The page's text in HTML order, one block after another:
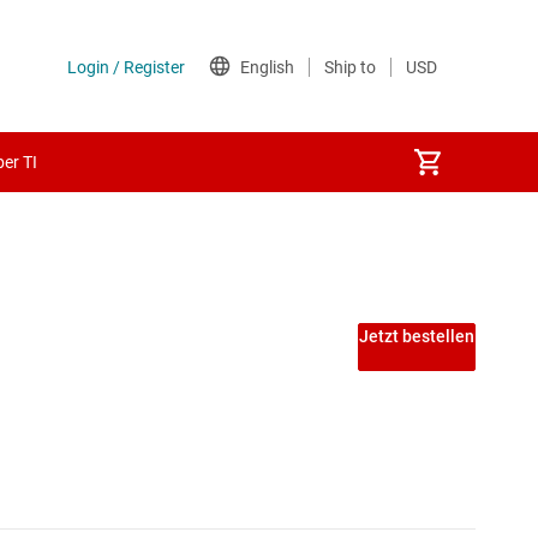
TI
Jetzt bestellen